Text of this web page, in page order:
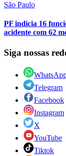
São Paulo
PF indicia 16
acidente com 62
Siga nossas
Telegram
Facebook
Instagram
X
YouTube
Tiktok